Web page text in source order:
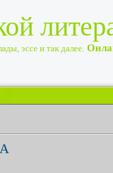
эссе и так далее.